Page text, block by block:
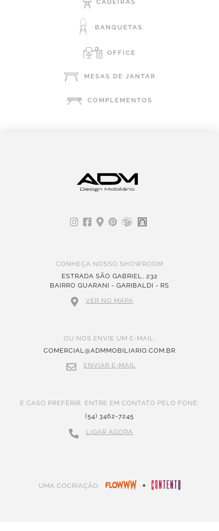
CADEIRAS
BANQUETAS
OFFICE
MESAS DE JANTAR
COMPLEMENTOS
CONHEÇA NOSSO SHOWROOM
ESTRADA SÃO GABRIEL, 232
BAIRRO GUARANI - GARIBALDI - RS
VER NO MAPA
OU NOS ENVIE UM E-MAIL:
COMERCIAL@ADMMOBILIARIO.COM.BR
ENVIAR E-MAIL
E CASO PREFERIR, ENTRE EM CONTATO PELO FONE:
(54) 3462-7245
LIGAR AGORA
UMA COCRIAÇÃO: +